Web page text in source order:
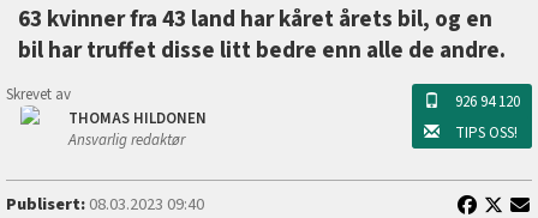
63 kvinner fra 43 land har kåret årets bil, og en
bil har truffet disse litt bedre enn alle de andre.
Skrevet av
THOMAS HILDONEN
Ansvarlig redaktør
926 94 120
TIPS OSS!
Publisert:08.03.2023 09:40